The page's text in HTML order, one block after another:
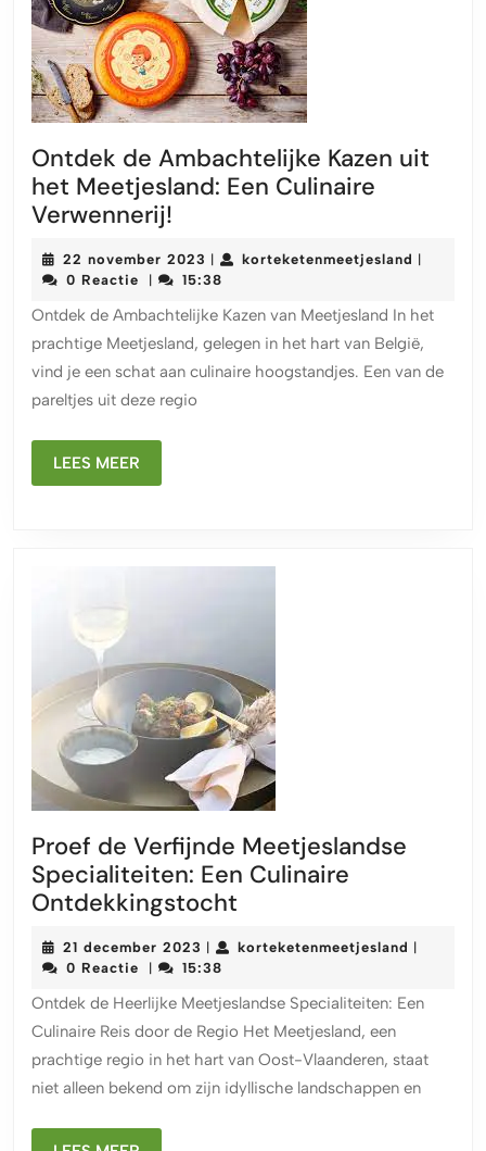
Ontdek de Ambachtelijke Kazen uit
het Meetjesland: Een Culinaire
Verwennerij!
Ambachtelijke
uit
het
Meetjesland:
Een
22 november 2023 22
november
| korteketenmeetjesland |
0 Reactie | 15:38
Ontdek de Ambachtelijke Kazen van Meetjesland In het
prachtige Meetjesland, gelegen in het hart van België,
vind je een schat aan culinaire hoogstandjes. Een van de
pareltjes uit deze regio
LEES MEER
MEER
Proef de Verfijnde Meetjeslandse
Specialiteiten: Een Culinaire
Ontdekkingstocht
Verfijnde
Specialiteiten:
Een
Culinaire
Ontdekkingstocht
21 december 2023 21
december
| korteketenmeetjesland |
0 Reactie | 15:38
Ontdek de Heerlijke Meetjeslandse Specialiteiten: Een
Culinaire Reis door de Regio Het Meetjesland, een
prachtige regio in het hart van Oost-Vlaanderen, staat
niet alleen bekend om zijn idyllische landschappen en